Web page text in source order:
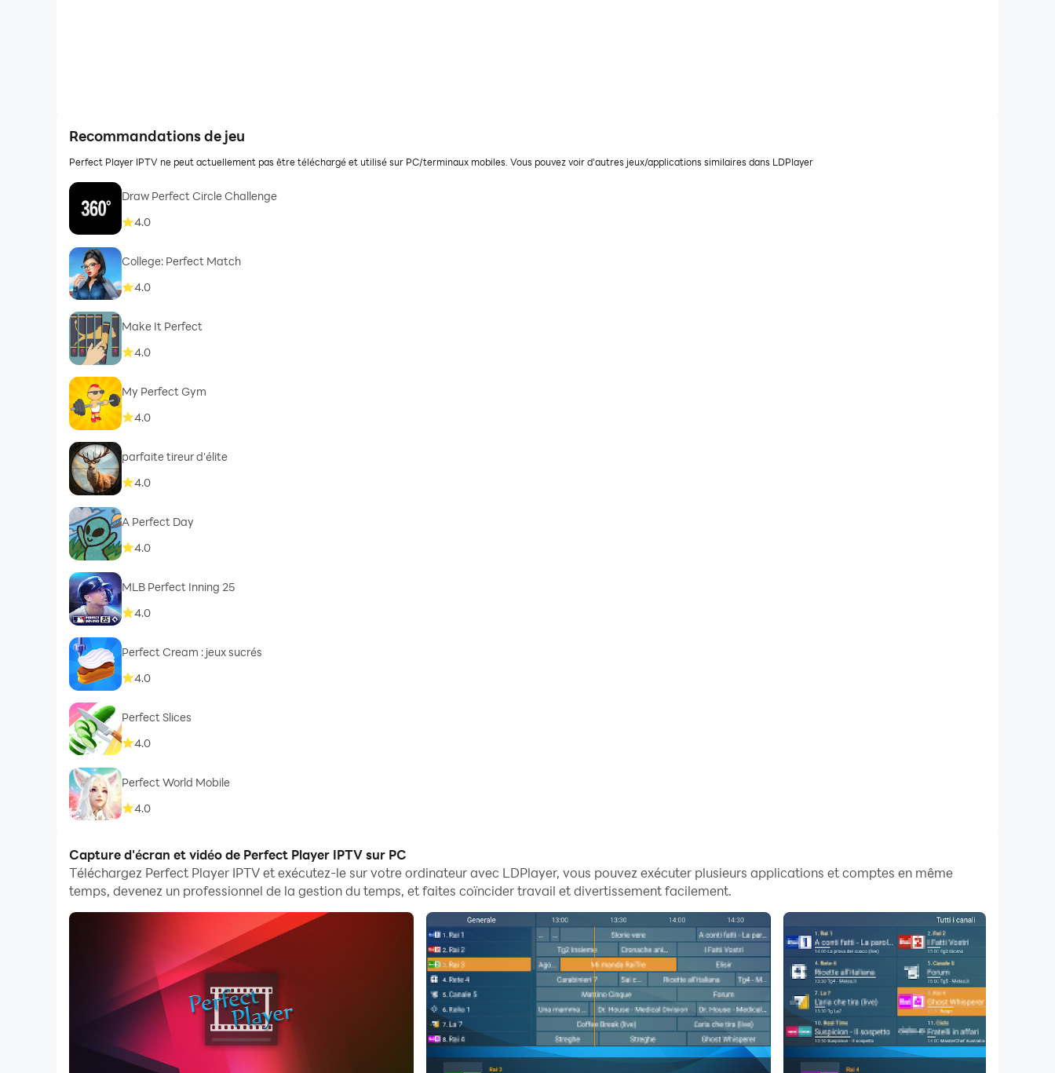
Recommandations de jeu
Perfect Player IPTV ne peut actuellement pas être téléchargé et utilisé sur PC/terminaux mobiles. Vous pouvez voir d'autres jeux/applications similaires dans LDPlayer
Draw Perfect Circle Challenge
4.0
College: Perfect Match
4.0
Make It Perfect
4.0
My Perfect Gym
4.0
parfaite tireur d'élite
4.0
A Perfect Day
4.0
MLB Perfect Inning 25
4.0
Perfect Cream : jeux sucrés
4.0
Perfect Slices
4.0
Perfect World Mobile
4.0
Capture d'écran et vidéo de Perfect Player IPTV sur PC
Téléchargez Perfect Player IPTV et exécutez-le sur votre ordinateur avec LDPlayer, vous pouvez exécuter plusieurs applications et comptes en même
temps, devenez un professionnel de la gestion du temps, et faites coïncider travail et divertissement facilement.